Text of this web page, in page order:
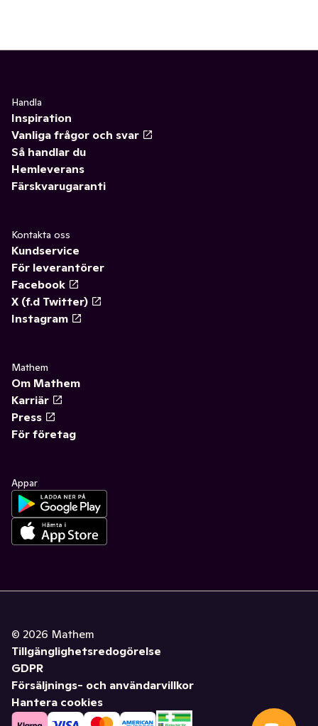
Handla
Inspiration
Vanliga frågor och svar
Så handlar du
Hemleverans
Färskvarugaranti
Kontakta oss
Kundservice
För leverantörer
Facebook
X (f.d Twitter)
Instagram
Mathem
Om Mathem
Karriär
Press
För företag
Appar
© 2026 Mathem
Tillgänglighetsredogörelse
GDPR
Försäljnings- och användarvillkor
Hantera cookies